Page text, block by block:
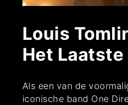
Louis
Het
Als een van de
iconische band One